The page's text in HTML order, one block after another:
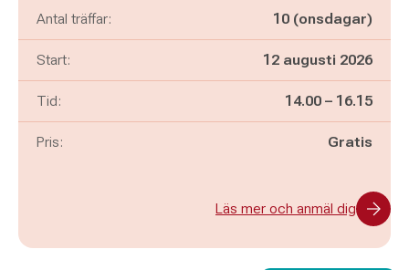
Antal träffar: 10 (onsdagar)
Start: 12 augusti 2026
Tid: Pågår mellan
14.00 – och
16.15
Pris: Gratis
Läs mer och anmäl dig